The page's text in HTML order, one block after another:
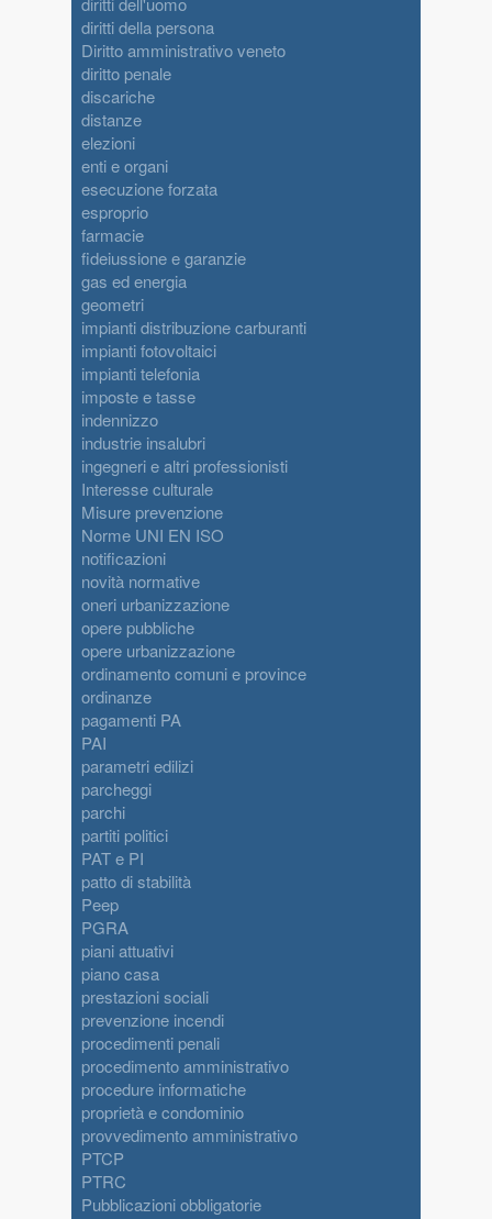
diritti della persona
Diritto amministrativo veneto
diritto penale
discariche
distanze
elezioni
enti e organi
esecuzione forzata
esproprio
farmacie
fideiussione e garanzie
gas ed energia
geometri
impianti distribuzione carburanti
impianti fotovoltaici
impianti telefonia
imposte e tasse
indennizzo
industrie insalubri
ingegneri e altri professionisti
Interesse culturale
Misure prevenzione
Norme UNI EN ISO
notificazioni
novità normative
oneri urbanizzazione
opere pubbliche
opere urbanizzazione
ordinamento comuni e province
ordinanze
pagamenti PA
PAI
parametri edilizi
parcheggi
parchi
partiti politici
PAT e PI
patto di stabilità
Peep
PGRA
piani attuativi
piano casa
prestazioni sociali
prevenzione incendi
procedimenti penali
procedimento amministrativo
procedure informatiche
proprietà e condominio
provvedimento amministrativo
PTCP
PTRC
Pubblicazioni obbligatorie